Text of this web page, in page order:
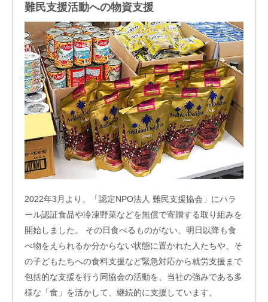
難民支援活動への物資支援
2022年3月より、「認定NPO法人 難民支援協会」にハラ
ール認証食品や冷凍野菜などを無償で寄贈する取り組みを
開始しました。 その日食べるものがない、明日以降も食
べ物をえられるか分からない状態に置かれた人たちや、そ
の子どもたちへの食料支援など緊急対応から就労支援まで
包括的な支援を行う同協会の活動を、当社の強みである多
様な「食」を活かして、継続的に支援しています。